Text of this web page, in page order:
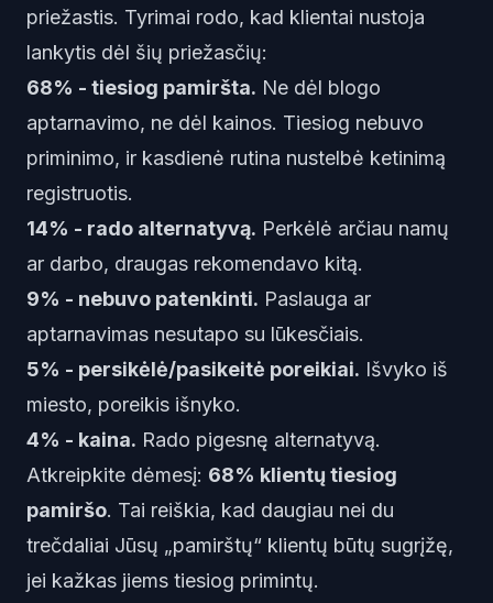
priežastis. Tyrimai rodo, kad klientai nustoja
lankytis dėl šių priežasčių:
68% - tiesiog pamiršta. Ne dėl blogo
aptarnavimo, ne dėl kainos. Tiesiog nebuvo
priminimo, ir kasdienė rutina nustelbė ketinimą
registruotis.
14% - rado alternatyvą. Perkėlė arčiau namų
ar darbo, draugas rekomendavo kitą.
9% - nebuvo patenkinti. Paslauga ar
aptarnavimas nesutapo su lūkesčiais.
5% - persikėlė/pasikeitė poreikiai. Išvyko iš
miesto, poreikis išnyko.
4% - kaina. Rado pigesnę alternatyvą.
Atkreipkite dėmesį: 68% klientų tiesiog
pamiršo. Tai reiškia, kad daugiau nei du
trečdaliai Jūsų „pamirštų“ klientų būtų sugrįžę,
jei kažkas jiems tiesiog primintų.